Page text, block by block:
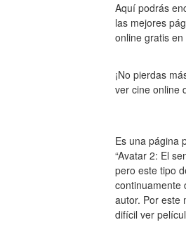
Aquí podrás
las mejores
online gratis
¡No pierdas
ver cine online
Es una página
“Avatar 2: El
pero este tipo
continuamente
autor. Por este
difícil ver